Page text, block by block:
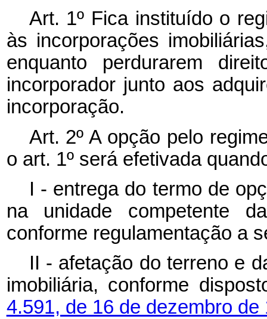
Art. 1º Fica instituído o
às incorporações
enquanto perdurarem
incorporador junto aos
incorporação.
Art. 2º A opção pelo
o art. 1º será efetivada
I - entrega do termo de
na unidade competente
conforme regulamentação a
II - afetação do terreno e
imobiliária, conforme
4.591, de 16 de dezembro de